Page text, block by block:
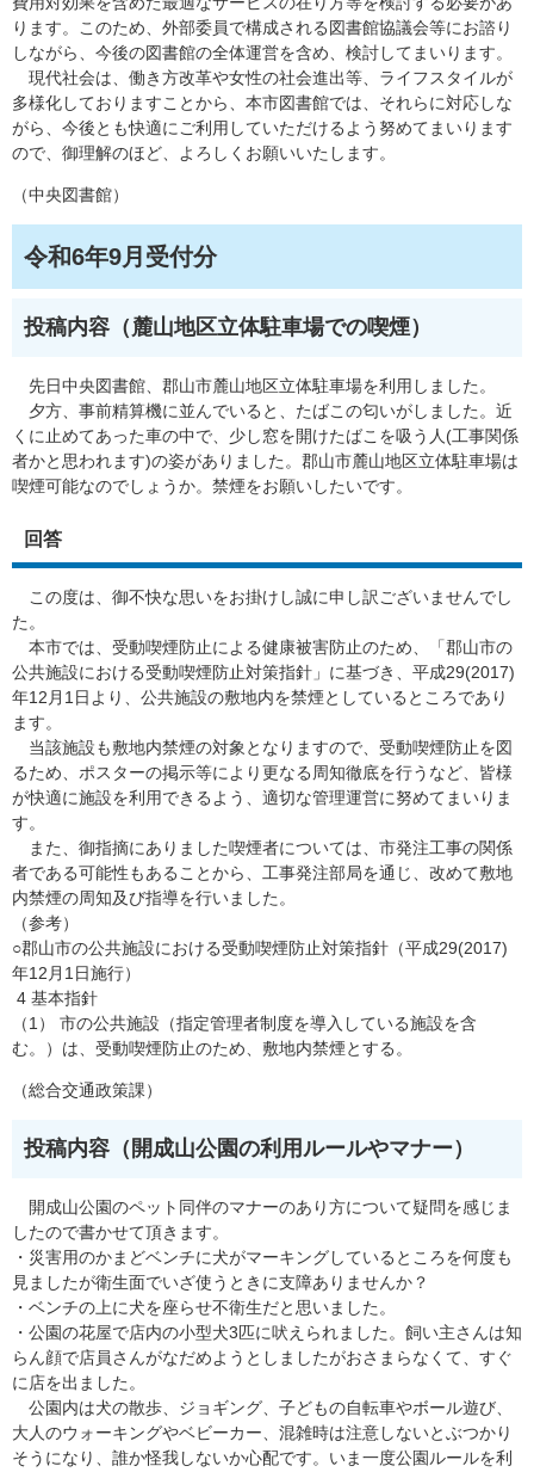
ります。このため、外部委員で構成される図書館協議会等にお諮り
しながら、今後の図書館の全体運営を含め、検討してまいります。
現代社会は、働き方改革や女性の社会進出等、ライフスタイルが
多様化しておりますことから、本市図書館では、それらに対応しな
がら、今後とも快適にご利用していただけるよう努めてまいります
ので、御理解のほど、よろしくお願いいたします。
（中央図書館）
令和6年9月受付分​
投稿内容（麓山地区立体駐車場での喫煙）
先日中央図書館、郡山市麓山地区立体駐車場を利用しました。
夕方、事前精算機に並んでいると、たばこの匂いがしました。近
くに止めてあった車の中で、少し窓を開けたばこを吸う人(工事関係
者かと思われます)の姿がありました。郡山市麓山地区立体駐車場は
喫煙可能なのでしょうか。禁煙をお願いしたいです。
回答
この度は、御不快な思いをお掛けし誠に申し訳ございませんでし
た。
本市では、受動喫煙防止による健康被害防止のため、「郡山市の
公共施設における受動喫煙防止対策指針」に基づき、平成29(2017)
年12月1日より、公共施設の敷地内を禁煙としているところであり
ます。
当該施設も敷地内禁煙の対象となりますので、受動喫煙防止を図
るため、ポスターの掲示等により更なる周知徹底を行うなど、皆様
が快適に施設を利用できるよう、適切な管理運営に努めてまいりま
す。
また、御指摘にありました喫煙者については、市発注工事の関係
者である可能性もあることから、工事発注部局を通じ、改めて敷地
内禁煙の周知及び指導を行いました。
（参考）
○郡山市の公共施設における受動喫煙防止対策指針（平成29(2017)
年12月1日施行）
4 基本指針
（1） 市の公共施設（指定管理者制度を導入している施設を含
む。）は、受動喫煙防止のため、敷地内禁煙とする。
（総合交通政策課）
投稿内容（開成山公園の利用ルールやマナー）
開成山公園のペット同伴のマナーのあり方について疑問を感じま
したので書かせて頂きます。
・災害用のかまどベンチに犬がマーキングしているところを何度も
見ましたが衛生面でいざ使うときに支障ありませんか？
・ベンチの上に犬を座らせ不衛生だと思いました。
・公園の花屋で店内の小型犬3匹に吠えられました。飼い主さんは知
らん顔で店員さんがなだめようとしましたがおさまらなくて、すぐ
に店を出ました。
公園内は犬の散歩、ジョギング、子どもの自転車やボール遊び、
大人のウォーキングやベビーカー、混雑時は注意しないとぶつかり
そうになり、誰か怪我しないか心配です。いま一度公園ルールを利